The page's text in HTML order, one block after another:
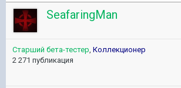
SeafaringMan
Старший бета-тестер, Коллекционер
2 271 публикация